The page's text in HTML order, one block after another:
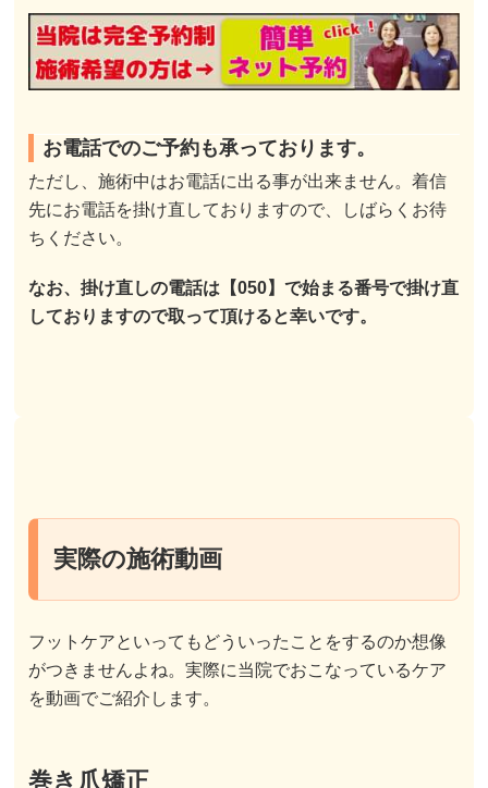
お電話でのご予約も承っております。
ただし、施術中はお電話に出る事が出来ません。着信
先にお電話を掛け直しておりますので、しばらくお待
ちください。
なお、掛け直しの電話は【050】で始まる番号で掛け直
しておりますので取って頂けると幸いです。
実際の施術動画
フットケアといってもどういったことをするのか想像
がつきませんよね。実際に当院でおこなっているケア
を動画でご紹介します。
巻き爪矯正